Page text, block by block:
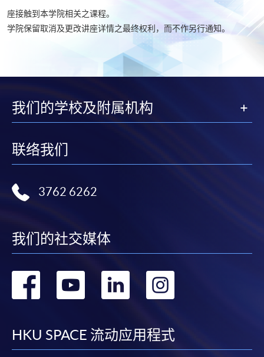
座接触到本学院相关之课程。
学院保留取消及更改讲座详情之最终权利，而不作另行通知。
我们的学校及附属机构
联络我们
3762 6262
我们的社交媒体
转
facebook
转
youtube
转
linkedin
转
HKU SPACE 流动应用程式